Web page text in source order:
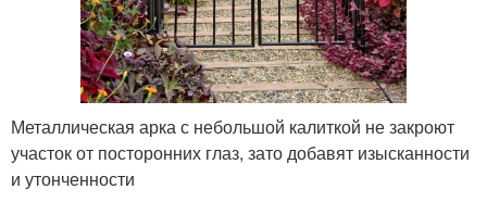
Металлическая арка с небольшой калиткой не закроют
участок от посторонних глаз, зато добавят изысканности
и утонченности